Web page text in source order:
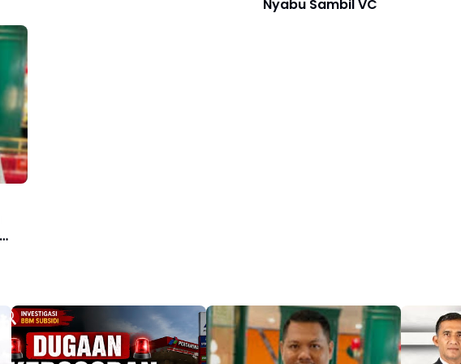
Nyabu Sambil VC